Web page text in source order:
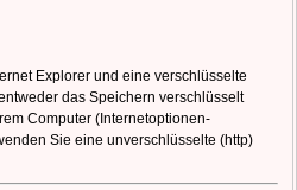
Explorer und eine verschlüsselte
das Speichern verschlüsselt
Computer (Internetoptionen-
Sie eine unverschlüsselte (http)